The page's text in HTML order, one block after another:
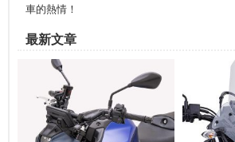
車的熱情！
最新文章